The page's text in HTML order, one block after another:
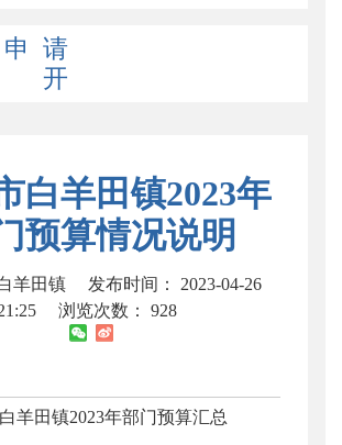
请
开
白羊田镇2023年
预算情况说明
羊田镇
发布时间： 2023-04-26
浏览次数： 928
羊田镇2023年部门预算汇总